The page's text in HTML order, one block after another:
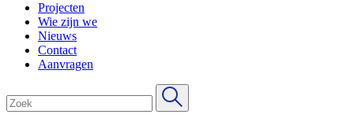
Projecten
Wie zijn we
Nieuws
Contact
Aanvragen